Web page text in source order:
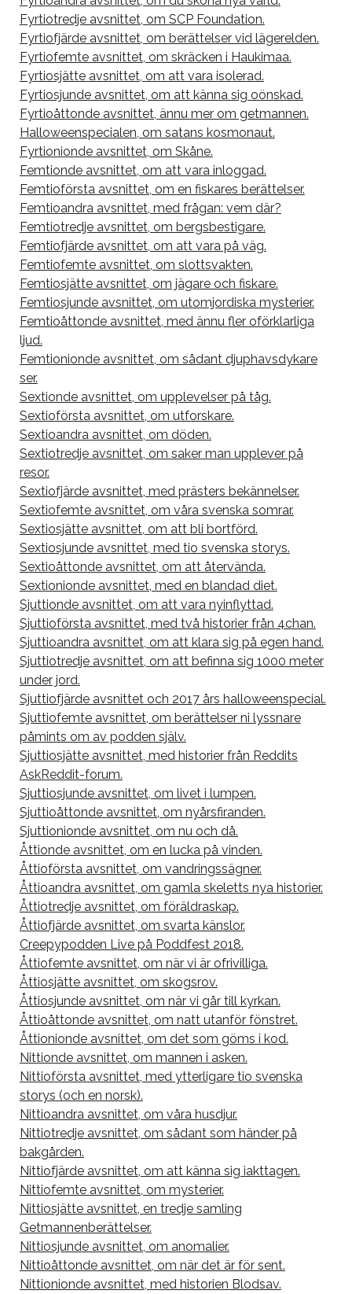
Fyrtiotredje avsnittet, om SCP Foundation.
Fyrtiofjärde avsnittet, om berättelser vid lägerelden.
Fyrtiofemte avsnittet, om skräcken i Haukimaa.
Fyrtiosjätte avsnittet, om att vara isolerad.
Fyrtiosjunde avsnittet, om att känna sig oönskad.
Fyrtioåttonde avsnittet, ännu mer om getmannen.
Halloweenspecialen, om satans kosmonaut.
Fyrtionionde avsnittet, om Skåne.
Femtionde avsnittet, om att vara inloggad.
Femtioförsta avsnittet, om en fiskares berättelser.
Femtioandra avsnittet, med frågan: vem där?
Femtiotredje avsnittet, om bergsbestigare.
Femtiofjärde avsnittet, om att vara på väg.
Femtiofemte avsnittet, om slottsvakten.
Femtiosjätte avsnittet, om jägare och fiskare.
Femtiosjunde avsnittet, om utomjordiska mysterier.
Femtioåttonde avsnittet, med ännu fler oförklarliga
ljud.
Femtionionde avsnittet, om sådant djuphavsdykare
ser.
Sextionde avsnittet, om upplevelser på tåg.
Sextioförsta avsnittet, om utforskare.
Sextioandra avsnittet, om döden.
Sextiotredje avsnittet, om saker man upplever på
resor.
Sextiofjärde avsnittet, med prästers bekännelser.
Sextiofemte avsnittet, om våra svenska somrar.
Sextiosjätte avsnittet, om att bli bortförd.
Sextiosjunde avsnittet, med tio svenska storys.
Sextioåttonde avsnittet, om att återvända.
Sextionionde avsnittet, med en blandad diet.
Sjuttionde avsnittet, om att vara nyinflyttad.
Sjuttioförsta avsnittet, med två historier från 4chan.
Sjuttioandra avsnittet, om att klara sig på egen hand.
Sjuttiotredje avsnittet, om att befinna sig 1000 meter
under jord.
Sjuttiofjärde avsnittet och 2017 års halloweenspecial.
Sjuttiofemte avsnittet, om berättelser ni lyssnare
påmints om av podden själv.
Sjuttiosjätte avsnittet, med historier från Reddits
AskReddit-forum.
Sjuttiosjunde avsnittet, om livet i lumpen.
Sjuttioåttonde avsnittet, om nyårsfiranden.
Sjuttionionde avsnittet, om nu och då.
Åttionde avsnittet, om en lucka på vinden.
Åttioförsta avsnittet, om vandringssägner.
Åttioandra avsnittet, om gamla skeletts nya historier.
Åttiotredje avsnittet, om föräldraskap.
Åttiofjärde avsnittet, om svarta känslor.
Creepypodden Live på Poddfest 2018.
Åttiofemte avsnittet, om när vi är ofrivilliga.
Åttiosjätte avsnittet, om skogsrov.
Åttiosjunde avsnittet, om när vi går till kyrkan.
Åttioåttonde avsnittet, om natt utanför fönstret.
Åttionionde avsnittet, om det som göms i kod.
Nittionde avsnittet, om mannen i asken.
Nittioförsta avsnittet, med ytterligare tio svenska
storys (och en norsk).
Nittioandra avsnittet, om våra husdjur.
Nittiotredje avsnittet, om sådant som händer på
bakgården.
Nittiofjärde avsnittet, om att känna sig iakttagen.
Nittiofemte avsnittet, om mysterier.
Nittiosjätte avsnittet, en tredje samling
Getmannenberättelser.
Nittiosjunde avsnittet, om anomalier.
Nittioåttonde avsnittet, om när det är för sent.
Nittionionde avsnittet, med historien Blodsav.